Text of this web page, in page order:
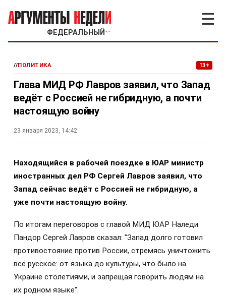
ФЕДЕРАЛЬНЫЙ ﹀
☰
//ПОЛИТИКА 13+
Глава МИД РФ Лавров заявил, что Запад
ведёт с Россией не гибридную, а почти
настоящую войну
23 января 2023, 14:42
Находящийся в рабочей поездке в ЮАР министр
иностранных дел РФ Сергей Лавров заявил, что
Запад сейчас ведёт с Россией не гибридную, а
уже почти настоящую войну.
По итогам переговоров с главой МИД ЮАР Наледи
Пандор Сергей Лавров сказал: "Запад долго готовил
противостояние против России, стремясь уничтожить
всё русское: от языка до культуры, что было на
Украине столетиями, и запрещая говорить людям на
их родном языке".